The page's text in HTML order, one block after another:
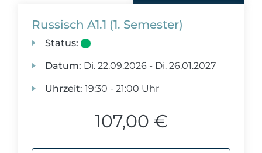
Russisch A1.1 (1. Semester)
Status:
Datum: Di. 22.09.2026 - Di. 26.01.2027
Uhrzeit: 19:30 - 21:00 Uhr
107,00 €